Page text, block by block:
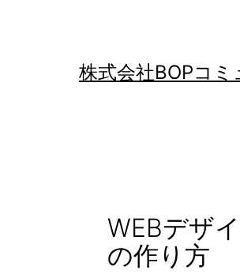
株式会社BOPコ
WEBデザ
の作り方